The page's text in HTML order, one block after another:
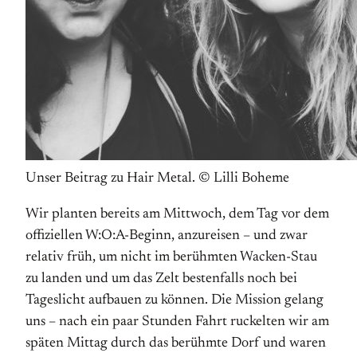
Unser Beitrag zu Hair Metal. © Lilli Boheme
Wir planten bereits am Mittwoch, dem Tag vor dem
offiziellen W:O:A-Beginn, anzureisen – und zwar
relativ früh, um nicht im berühmten Wacken-Stau
zu landen und um das Zelt bestenfalls noch bei
Tageslicht aufbauen zu können. Die Mission gelang
uns – nach ein paar Stunden Fahrt ruckelten wir am
späten Mittag durch das berühmte Dorf und waren